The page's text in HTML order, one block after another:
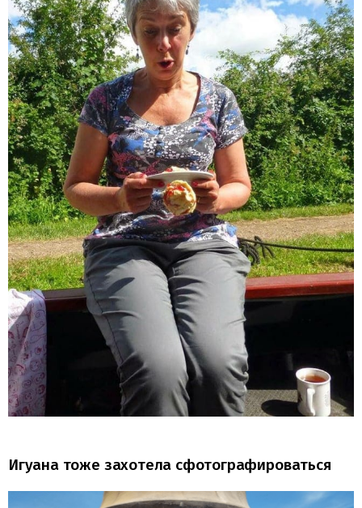
Игуана тоже захотела сфотографироваться